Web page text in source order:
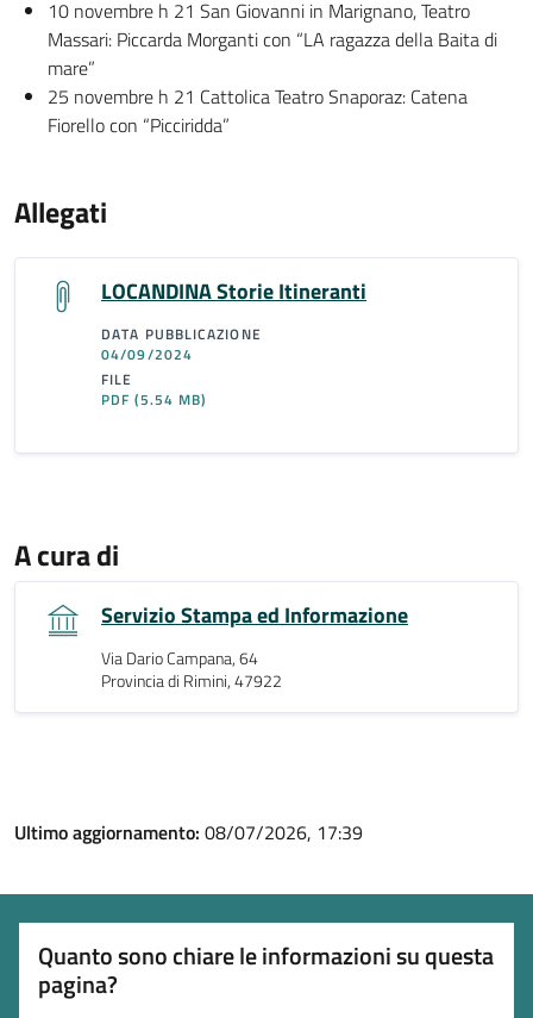
10 novembre h 21 San Giovanni in Marignano, Teatro
Massari: Piccarda Morganti con “LA ragazza della Baita di
mare”
25 novembre h 21 Cattolica Teatro Snaporaz: Catena
Fiorello con “Picciridda”
Allegati
LOCANDINA Storie Itineranti
DATA PUBBLICAZIONE
04/09/2024
FILE
PDF(5.54 MB)
A cura di
Servizio Stampa ed Informazione
Via Dario Campana, 64
Provincia di Rimini, 47922
Ultimo aggiornamento: 08/07/2026, 17:39
Quanto sono chiare le informazioni su questa
pagina?